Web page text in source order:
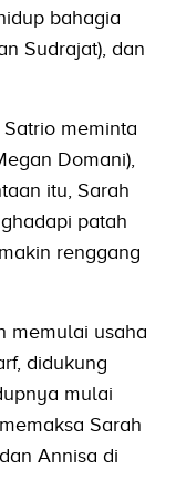
bahagia
Sudrajat), dan
meminta
Domani),
itu, Sarah
patah
renggang
memulai usaha
didukung
mulai
Sarah
Annisa di